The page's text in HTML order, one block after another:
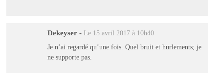
Dekeyser - Le 15 avril 2017 à 10h40
Je n’ai regardé qu’une fois. Quel bruit et hurlements; je
ne supporte pas.